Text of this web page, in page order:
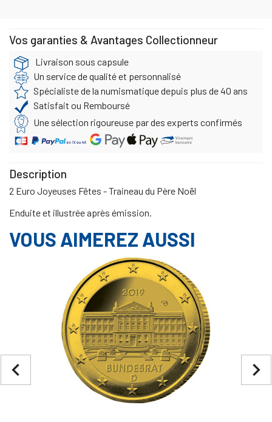
Vos garanties & Avantages Collectionneur
Livraison sous capsule
Un service de qualité et personnalisé
Spécialiste de la numismatique depuis plus de 40 ans
Satisfait ou Remboursé
Une sélection rigoureuse par des experts confirmés
Description
2 Euro Joyeuses Fêtes - Traineau du Père Noël
Enduite et illustrée après émission.
VOUS AIMEREZ AUSSI
navigate_next
navigate_before